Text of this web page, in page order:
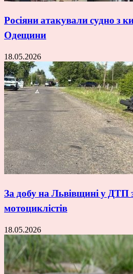
Росіяни атакували судно з
Одещини
18.05.2026
За добу на Львівщині у ДТП
мотоциклістів
18.05.2026